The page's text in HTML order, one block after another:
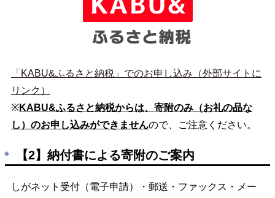
「KABU&ふるさと納税」でのお申し込み（外部サイトに
リンク）
※KABU&ふるさと納税からは、寄附のみ（お礼の品な
し）のお申し込みができませんので、ご注意ください。
【2】納付書による寄附のご案内
しがネット受付（電子申請）・郵送・ファックス・メー